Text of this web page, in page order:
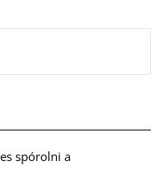
spórolni a